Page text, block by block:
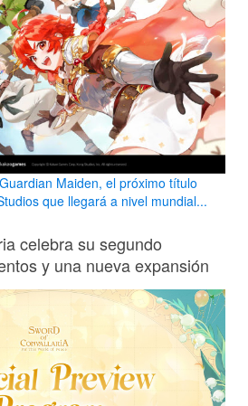
Maiden, el próximo título
que llegará a nivel mundial...
celebra su segundo
y una nueva expansión